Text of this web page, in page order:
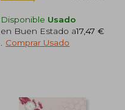
Disponible Usado
en Buen Estado a17,47 €
Comprar Usado